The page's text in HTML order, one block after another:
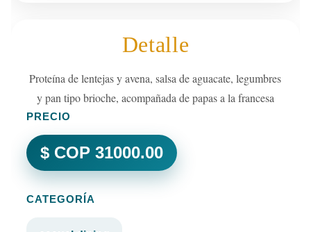
Detalle
Proteína de lentejas y avena, salsa de aguacate, legumbres
y pan tipo brioche, acompañada de papas a la francesa
PRECIO
$ COP 31000.00
CATEGORÍA